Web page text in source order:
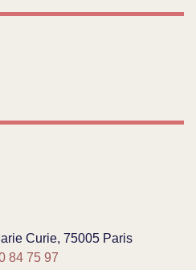
Curie, 75005 Paris
84 75 97